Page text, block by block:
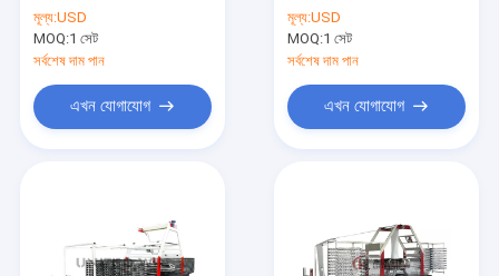
মূল্য:USD
MOQ:1 সেট
সর্বশেষ দাম পান
এখন যোগাযোগ
মূল্য:USD
MOQ:1 সেট
সর্বশেষ দাম পান
এখন যোগাযোগ